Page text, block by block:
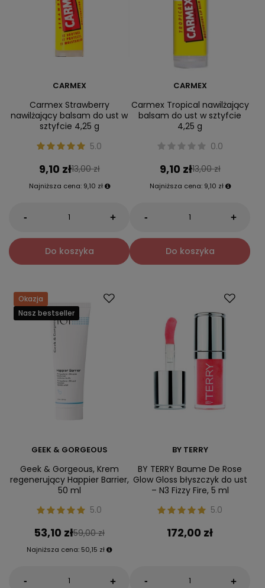
CARMEX
Carmex Strawberry
nawilżający balsam do ust w
sztyfcie 4,25 g
5.0
9,10 zł13,00 zł
Najniższa cena: 9,10 zł
- +
Do koszyka
CARMEX
Carmex Tropical nawilżający
balsam do ust w sztyfcie
4,25 g
0.0
9,10 zł13,00 zł
Najniższa cena: 9,10 zł
- +
Do koszyka
Okazja
Nasz bestseller
GEEK & GORGEOUS
Geek & Gorgeous, Krem
regenerujący Happier Barrier,
50 ml
5.0
53,10 zł59,00 zł
Najniższa cena: 50,15 zł
- +
BY TERRY
BY TERRY Baume De Rose
Glow Gloss błyszczyk do ust
– N3 Fizzy Fire, 5 ml
5.0
172,00 zł
- +